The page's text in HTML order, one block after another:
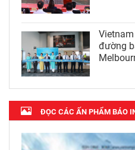
đường
ĐỌC CÁC ẤN PHẨM BÁO